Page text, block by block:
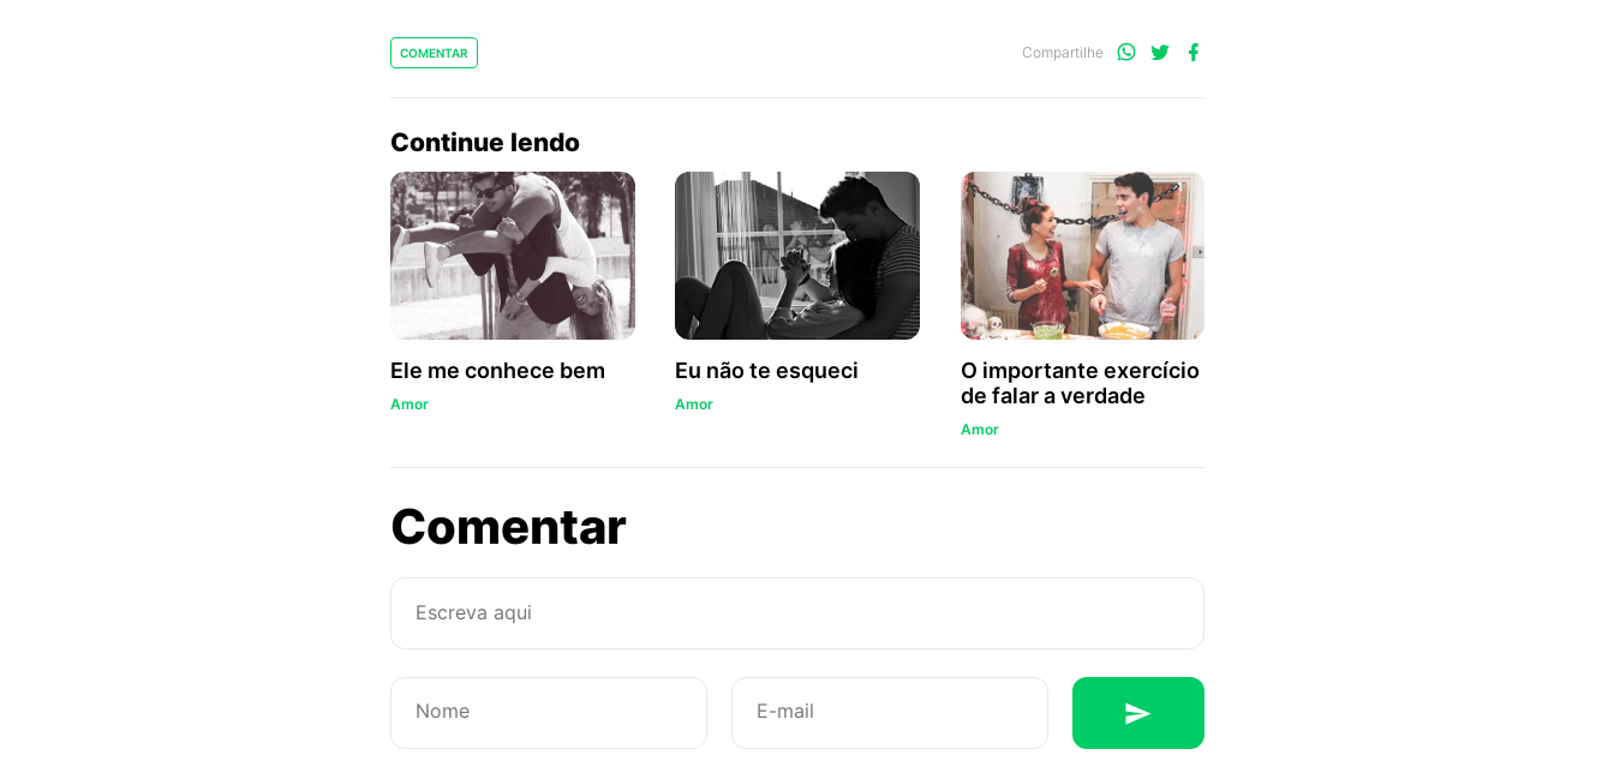
COMENTAR Compartilhe
Compartilhe
Compartilhe
Continue lendo
Ele me conhece bem
Amor
Eu não te esqueci
Amor
O importante exercício
de falar a verdade
Amor
Comentarsobre